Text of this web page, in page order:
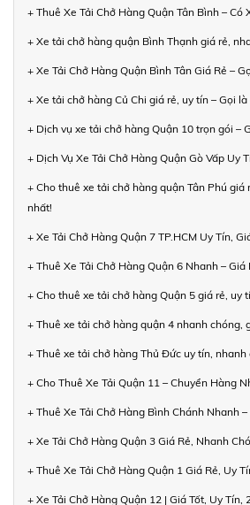
+ Thuê Xe Tải Chở Hàng Quận Tân Bình – Có
+ Xe tải chở hàng quận Bình Thạnh giá rẻ,
+ Xe Tải Chở Hàng Quận Bình Tân Giá Rẻ –
+ Xe tải chở hàng Củ Chi giá rẻ, uy tín – Gọi là
+ Dịch vụ xe tải chở hàng Quận 10 trọn gói –
+ Dịch Vụ Xe Tải Chở Hàng Quận Gò Vấp Uy
+ Cho thuê xe tải chở hàng quận Tân Phú giá
nhất!
+ Xe Tải Chở Hàng Quận 7 TP.HCM Uy Tín,
+ Thuê Xe Tải Chở Hàng Quận 6 Nhanh – Giá
+ Cho thuê xe tải chở hàng Quận 5 giá rẻ, uy
+ Thuê xe tải chở hàng quận 4 nhanh chóng,
+ Thuê xe tải chở hàng Thủ Đức uy tín,
+ Cho Thuê Xe Tải Quận 11 – Chuyển Hàng
+ Thuê Xe Tải Chở Hàng Bình Chánh Nhanh –
+ Xe Tải Chở Hàng Quận 3 Giá Rẻ, Nhanh
+ Thuê Xe Tải Chở Hàng Quận 1 Giá Rẻ, Uy
+ Xe Tải Chở Hàng Quận 12 | Giá Tốt, Uy Tín,